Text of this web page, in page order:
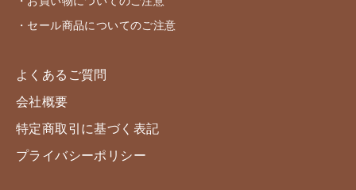
・セール商品についてのご注意
よくあるご質問
会社概要
特定商取引に基づく表記
プライバシーポリシー